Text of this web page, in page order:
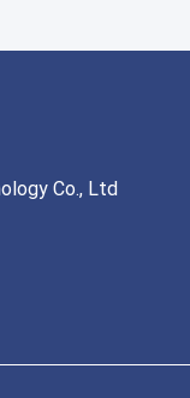
Co., Ltd